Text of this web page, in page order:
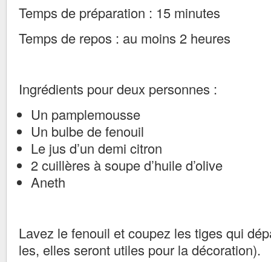
Temps de préparation : 15 minutes
Temps de repos : au moins 2 heures
Ingrédients pour deux personnes :
Un pamplemousse
Un bulbe de fenouil
Le jus d’un demi citron
2 cuillères à soupe d’huile d’olive
Aneth
Lavez le fenouil et coupez les tiges qui
les, elles seront utiles pour la décoration).